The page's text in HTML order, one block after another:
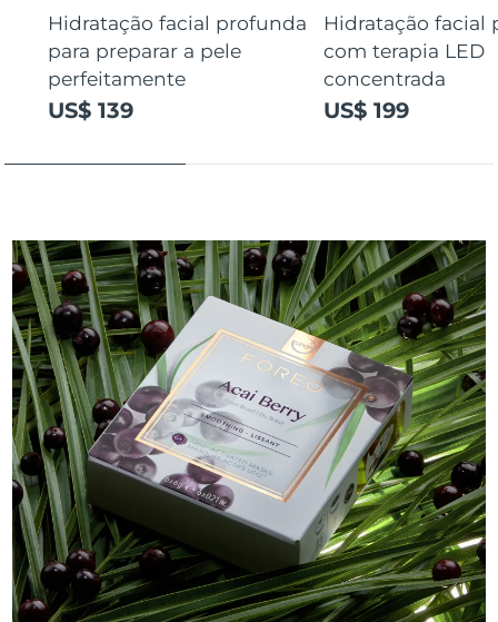
Hidratação facial profunda
para preparar a pele
perfeitamente
US$ 139
Hidratação facial
com terapia LED
concentrada
US$ 199